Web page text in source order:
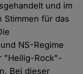
und im
Stimmen für das
NS-Regime
"Heilig-Rock"-
Bei dieser